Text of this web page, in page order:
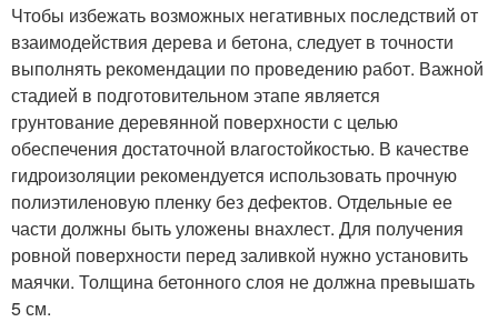
Чтобы избежать возможных негативных последствий от
взаимодействия дерева и бетона, следует в точности
выполнять рекомендации по проведению работ. Важной
стадией в подготовительном этапе является
грунтование деревянной поверхности с целью
обеспечения достаточной влагостойкостью. В качестве
гидроизоляции рекомендуется использовать прочную
полиэтиленовую пленку без дефектов. Отдельные ее
части должны быть уложены внахлест. Для получения
ровной поверхности перед заливкой нужно установить
маячки. Толщина бетонного слоя не должна превышать
5 см.